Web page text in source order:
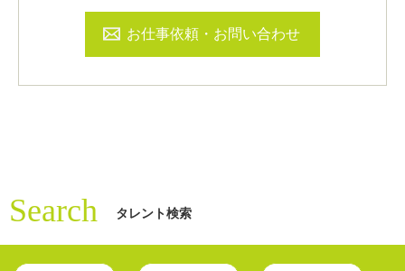
お仕事依頼・お問い合わせ
Search タレント検索